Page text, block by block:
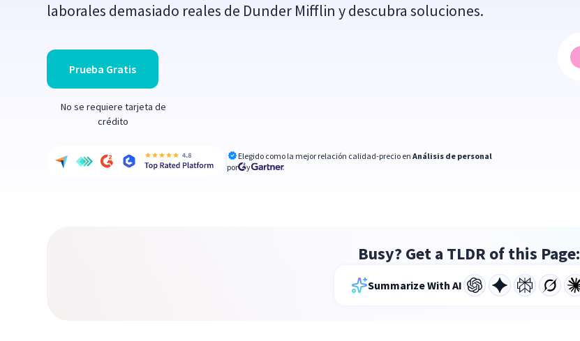
laborales demasiado reales de Dunder Mifflin y descubra soluciones.
Prueba Gratis
No se requiere tarjeta de
crédito
Elegido como la mejor relación calidad-precio enAnálisis de personal
por
y
Busy? Get a TLDR of this Page:
Summarize With AI